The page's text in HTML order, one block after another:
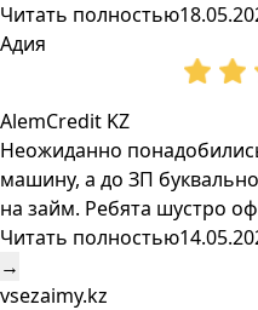
Читать полностью
Адия
AlemCredit KZ
Неожиданно
машину, а до ЗП
на займ. Ребята шустро
Читать полностью
→
vsezaimy.kz